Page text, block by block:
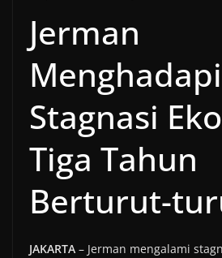
Jerman
Menghadapi
Stagnasi
Tiga Tahun
Berturut-
JAKARTA – Jerman mengalami